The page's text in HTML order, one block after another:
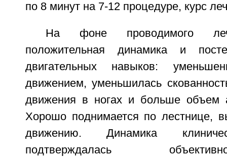
по 8 минут на 7-12 процедуре, курс
На фоне проводимого
положительная динамика и
двигательных навыков:
движением, уменьшилась
движения в ногах и больше объем
Хорошо поднимается по лестнице,
движению. Динамика
подтверждалась